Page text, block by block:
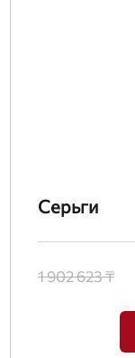
Серьги
1 902 623 ₸